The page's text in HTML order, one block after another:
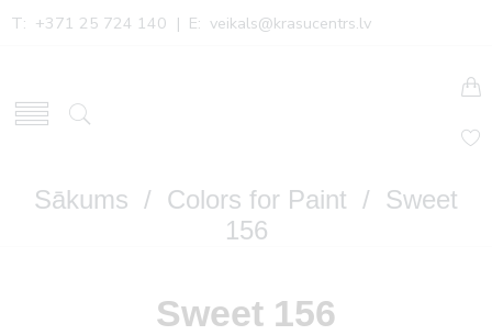
T: +371 25 724 140 | E: veikals@krasucentrs.lv
Sākums / Colors for Paint / Sweet
156
Sweet 156